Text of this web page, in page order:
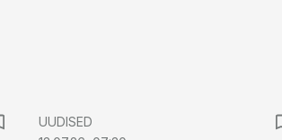
UUDISED